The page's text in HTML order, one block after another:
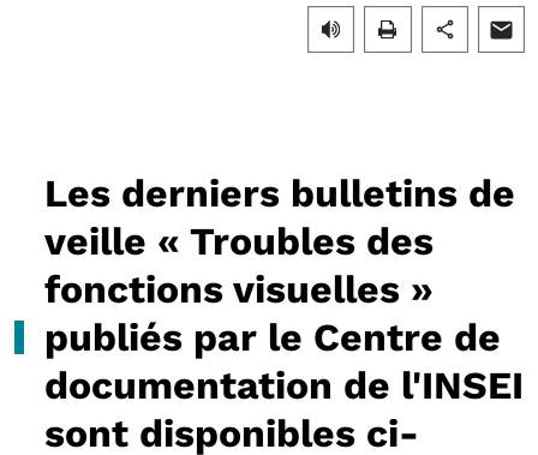
Les derniers bulletins de
veille « Troubles des
fonctions visuelles »
publiés par le Centre de
documentation de l'INSEI
sont disponibles ci-